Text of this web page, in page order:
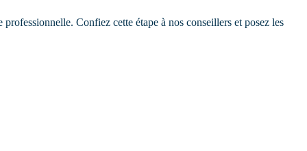
Confiez cette étape à nos conseillers et posez les